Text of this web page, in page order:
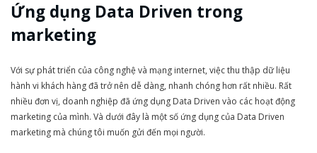
Ứng dụng Data Driven trong
marketing
Với sự phát triển của công nghệ và mạng internet, việc thu thập dữ liệu
hành vi khách hàng đã trở nên dễ dàng, nhanh chóng hơn rất nhiều. Rất
nhiều đơn vị, doanh nghiệp đã ứng dụng Data Driven vào các hoạt động
marketing của mình. Và dưới đây là một số ứng dụng của Data Driven
marketing mà chúng tôi muốn gửi đến mọi người.